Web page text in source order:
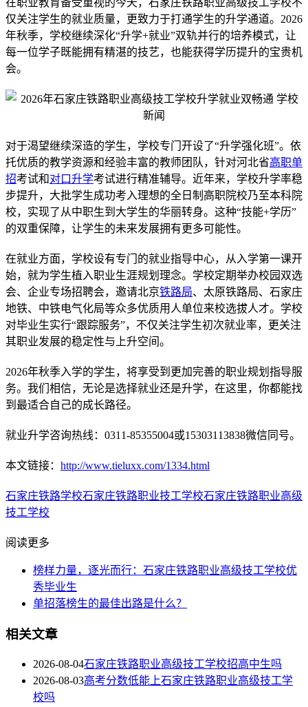
仅关注学生的就业质量，更致力于打通学生的升学通道。2026
年秋季，学校继续深化“升学+就业”双轨并行的培养模式，让
每一位学子既能拥有精湛的技艺，也能获得学历提升的宝贵机
会。
对于渴望继续深造的学生，学校专门开设了“升学强化班”。依
托优质的教学资源和经验丰富的教师团队，针对河北省高职单
招考试和对口升学考试进行精准辅导。近年来，学校升学率稳
步提升，大批学生成功考入理想的全日制高职院校乃至本科院
校，实现了从中职生到大学生的华丽转身。这种“技能+学历”
的双重保障，让学生的未来发展拥有更多可能性。
在就业方面，学校设有专门的就业指导中心，从入学第一课开
始，就为学生植入职业生涯规划理念。学校定期举办校园双选
会、企业专场招聘会，邀请北京铁路局、太原铁路局、石家庄
地铁、中铁电气化局等众多优质用人单位来校选拔人才。学校
对毕业生实行“跟踪服务”，不仅关注学生初次就业率，更关注
其职业发展的稳定性与上升空间。
2026年秋季入学的学生，将享受到更加完善的职业规划指导服
务。我们相信，无论是选择就业还是升学，在这里，你都能找
到最适合自己的成长路径。
就业升学咨询热线：0311-85355004或15303113838微信同号。
本文链接： http://www.tieluxx.com/1334.html
石家庄铁路学校石家庄铁路职业技工学校石家庄铁路职业高级
技工学校
阅读更多
榜样力量，逐光而行：石家庄铁路职业高级技工学校优
秀毕业生
单招落榜生的最佳出路是什么？
相关文章
2026-08-04石家庄铁路职业高级技工学校招高中生吗
2026-08-03高考分数低能上石家庄铁路职业高级技工学
校吗